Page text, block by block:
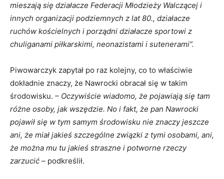
mieszają się działacze Federacji Młodzieży Walczącej i
innych organizacji podziemnych z lat 80., działacze
ruchów kościelnych i porządni działacze sportowi z
chuliganami piłkarskimi, neonazistami i sutenerami”.
Piwowarczyk zapytał po raz kolejny, co to właściwie
dokładnie znaczy, że Nawrocki obracał się w takim
środowisku. – Oczywiście wiadomo, że pojawiają się tam
różne osoby, jak wszędzie. No i fakt, że pan Nawrocki
pojawił się w tym samym środowisku nie znaczy jeszcze
ani, że miał jakieś szczególne związki z tymi osobami, ani,
że można mu tu jakieś straszne i potworne rzeczy
zarzucić – podkreślił.